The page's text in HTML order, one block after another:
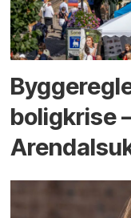
bolig­krise